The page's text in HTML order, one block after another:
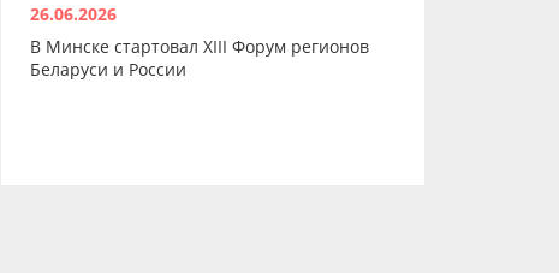
26.06.2026
В Минске стартовал XIII Форум регионов
Беларуси и России